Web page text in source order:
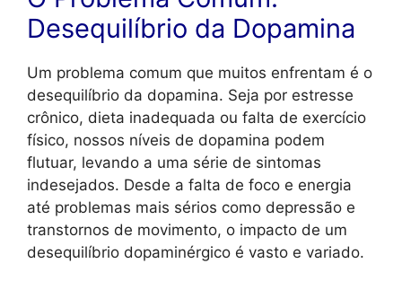
Desequilíbrio da Dopamina
Um problema comum que muitos enfrentam é o
desequilíbrio da dopamina. Seja por estresse
crônico, dieta inadequada ou falta de exercício
físico, nossos níveis de dopamina podem
flutuar, levando a uma série de sintomas
indesejados. Desde a falta de foco e energia
até problemas mais sérios como depressão e
transtornos de movimento, o impacto de um
desequilíbrio dopaminérgico é vasto e variado.